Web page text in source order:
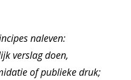
naleven:
verslag doen,
of publieke druk;